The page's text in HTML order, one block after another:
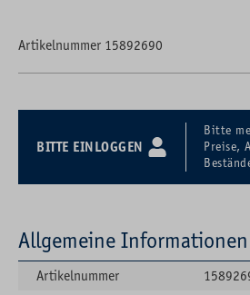
Artikelnummer 15892690
BITTE EINLOGGEN
Bitte
Preise,
Allgemeine Informationen
Artikelnummer